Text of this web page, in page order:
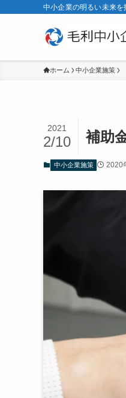
中小企業の明るい未来を
ホーム 中小企業施策
補助
2021
2/10
中小企業施策 2020